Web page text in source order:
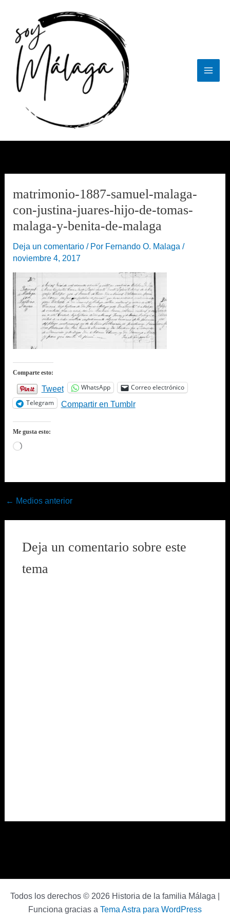
contenido
matrimonio-1887-samuel-malaga-
con-justina-juares-hijo-de-tomas-
malaga-y-benita-de-malaga
Deja un comentario / Por Fernando O. Malaga /
noviembre 4, 2017
Comparte esto:
Tweet WhatsApp
Correo electrónico
Telegram
Compartir en Tumblr
Me gusta esto:
Cargando...
← Medios anterior
Deja un comentario sobre este
tema
Todos los derechos © 2026 Historia de la familia Málaga |
Funciona gracias a Tema Astra para WordPress